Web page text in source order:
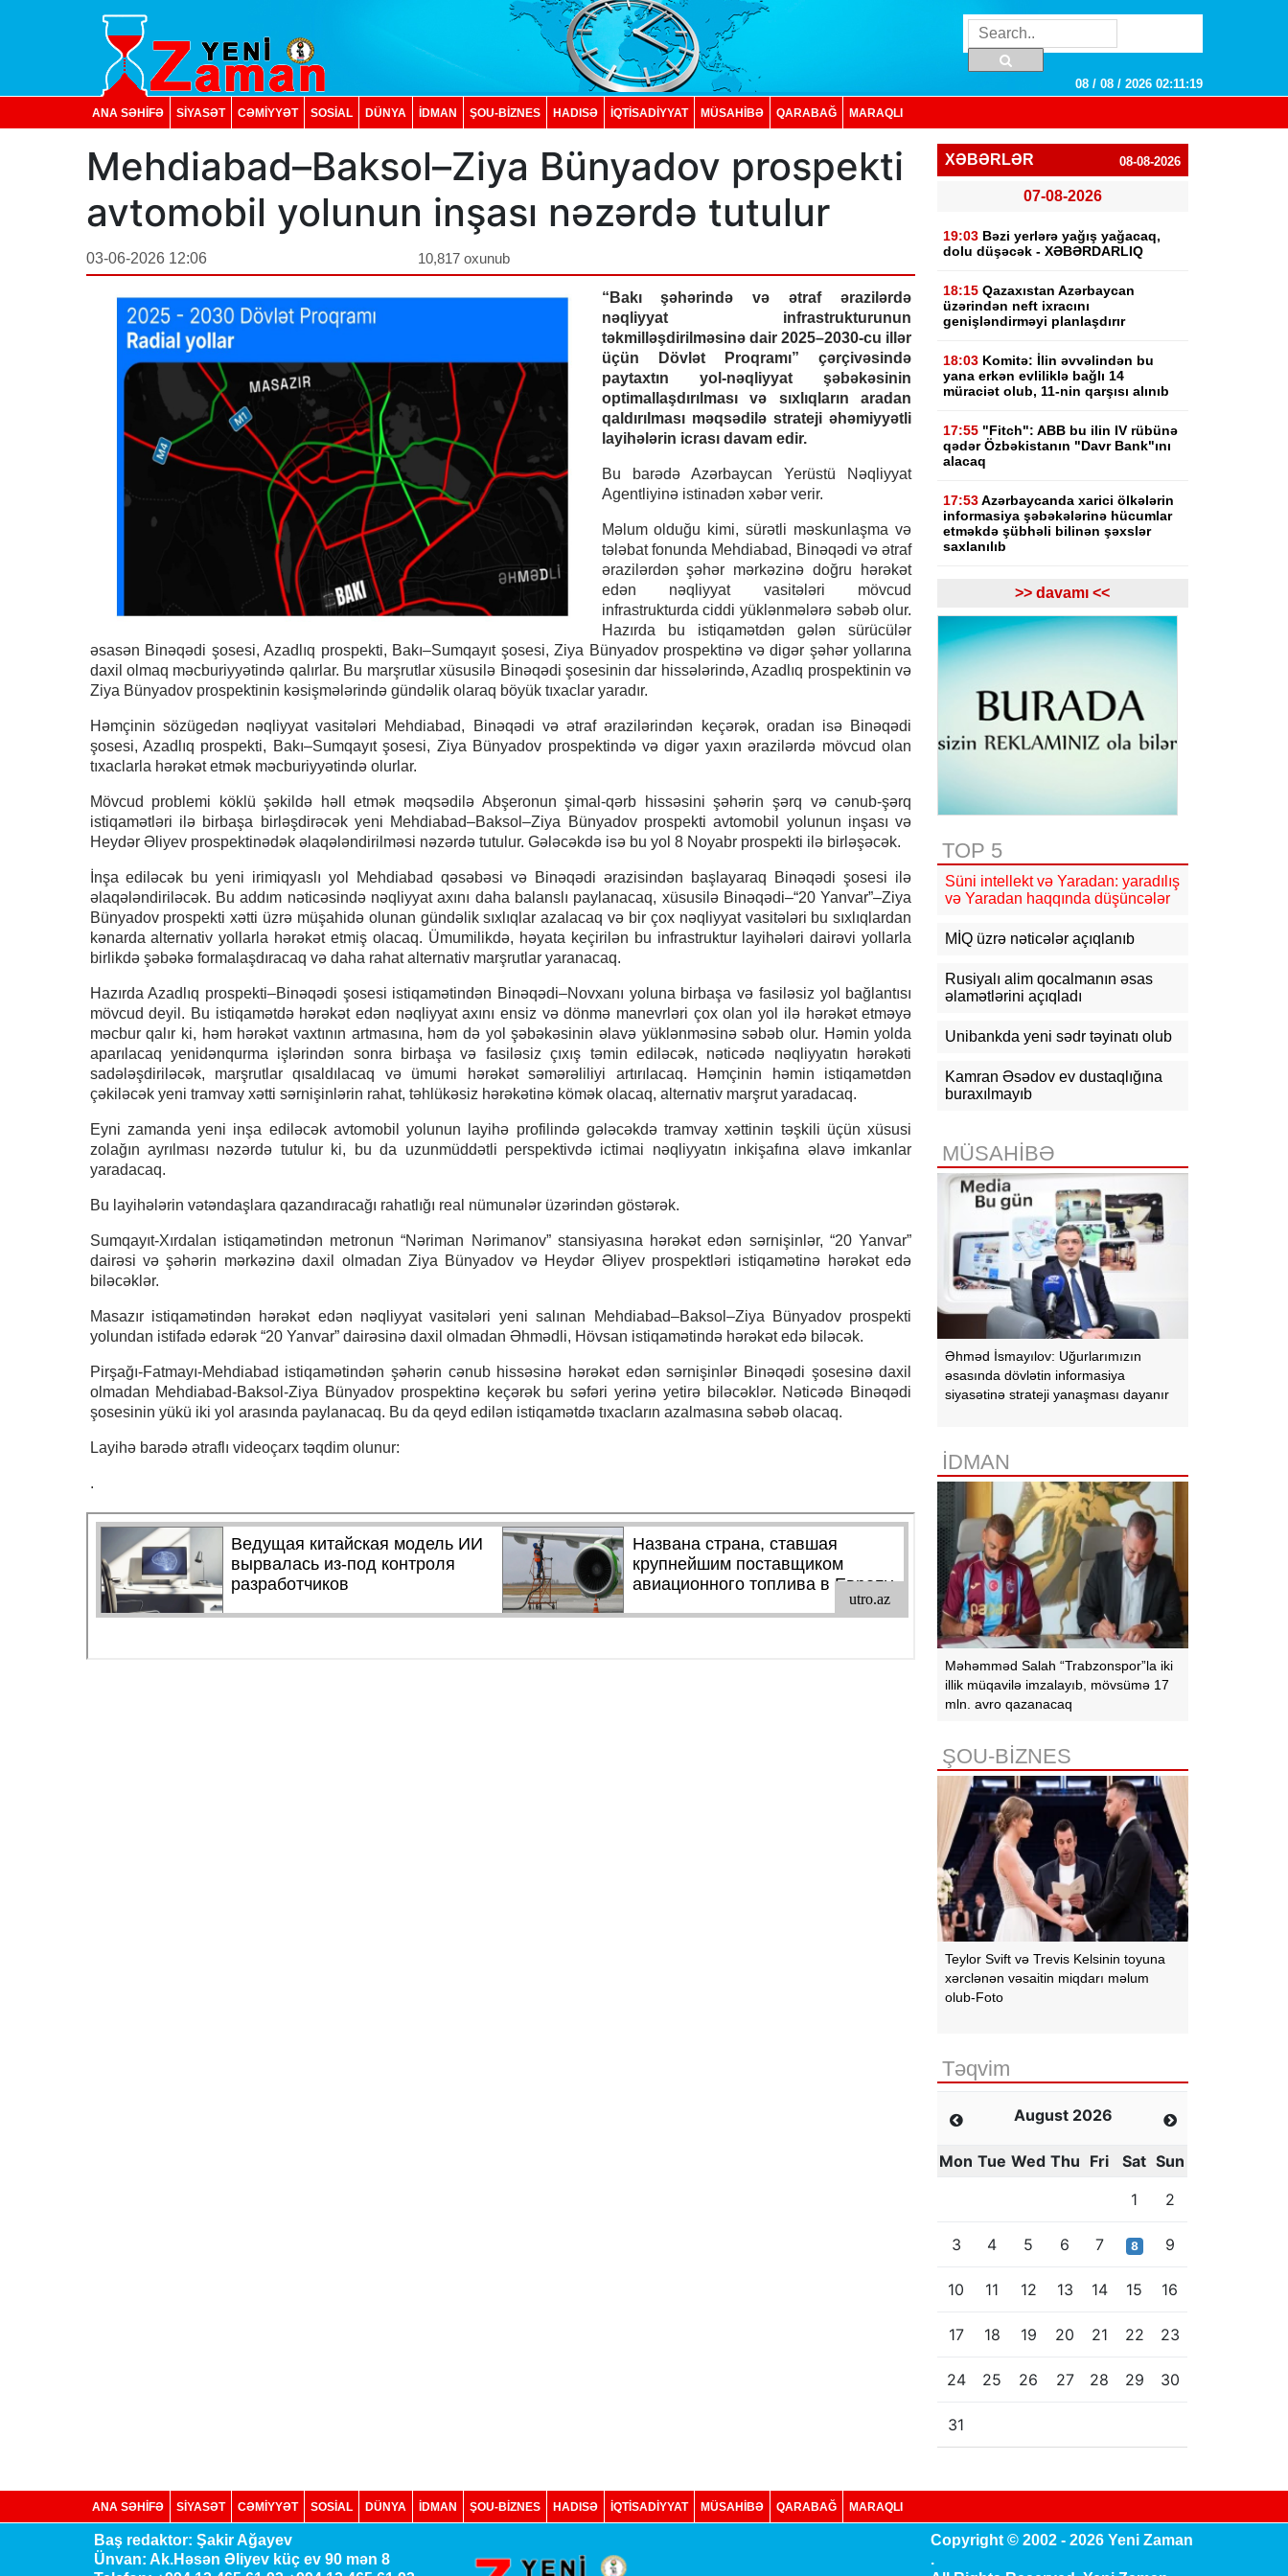
08 / 08 / 2026 02:11:19
ANA SƏHİFƏ SİYASƏT CƏMİYYƏT SOSIAL DÜNYA İDMAN ŞOU-BİZNES HADISƏ İQTISADIYYAT MÜSAHİBƏ QARABAĞ MARAQLI
Mehdiabad–Baksol–Ziya Bünyadov prospekti
avtomobil yolunun inşası nəzərdə tutulur
03-06-2026 12:06 10,817 oxunub
“Bakı şəhərində və ətraf ərazilərdə
nəqliyyat infrastrukturunun
təkmilləşdirilməsinə dair 2025–2030-cu illər
üçün Dövlət Proqramı” çərçivəsində
paytaxtın yol-nəqliyyat şəbəkəsinin
optimallaşdırılması və sıxlıqların aradan
qaldırılması məqsədilə strateji əhəmiyyətli
layihələrin icrası davam edir.
Bu barədə Azərbaycan Yerüstü Nəqliyyat
Agentliyinə istinadən xəbər verir.
Məlum olduğu kimi, sürətli məskunlaşma və
tələbat fonunda Mehdiabad, Binəqədi və ətraf
ərazilərdən şəhər mərkəzinə doğru hərəkət
edən nəqliyyat vasitələri mövcud
infrastrukturda ciddi yüklənmələrə səbəb olur.
Hazırda bu istiqamətdən gələn sürücülər
əsasən Binəqədi şosesi, Azadlıq prospekti, Bakı–Sumqayıt şosesi, Ziya Bünyadov prospektinə və digər şəhər yollarına
daxil olmaq məcburiyyətində qalırlar. Bu marşrutlar xüsusilə Binəqədi şosesinin dar hissələrində, Azadlıq prospektinin və
Ziya Bünyadov prospektinin kəsişmələrində gündəlik olaraq böyük tıxaclar yaradır.
Həmçinin sözügedən nəqliyyat vasitələri Mehdiabad, Binəqədi və ətraf ərazilərindən keçərək, oradan isə Binəqədi
şosesi, Azadlıq prospekti, Bakı–Sumqayıt şosesi, Ziya Bünyadov prospektində və digər yaxın ərazilərdə mövcud olan
tıxaclarla hərəkət etmək məcburiyyətində olurlar.
Mövcud problemi köklü şəkildə həll etmək məqsədilə Abşeronun şimal-qərb hissəsini şəhərin şərq və cənub-şərq
istiqamətləri ilə birbaşa birləşdirəcək yeni Mehdiabad–Baksol–Ziya Bünyadov prospekti avtomobil yolunun inşası və
Heydər Əliyev prospektinədək əlaqələndirilməsi nəzərdə tutulur. Gələcəkdə isə bu yol 8 Noyabr prospekti ilə birləşəcək.
İnşa ediləcək bu yeni irimiqyaslı yol Mehdiabad qəsəbəsi və Binəqədi ərazisindən başlayaraq Binəqədi şosesi ilə
əlaqələndiriləcək. Bu addım nəticəsində nəqliyyat axını daha balanslı paylanacaq, xüsusilə Binəqədi–“20 Yanvar”–Ziya
Bünyadov prospekti xətti üzrə müşahidə olunan gündəlik sıxlıqlar azalacaq və bir çox nəqliyyat vasitələri bu sıxlıqlardan
kənarda alternativ yollarla hərəkət etmiş olacaq. Ümumilikdə, həyata keçirilən bu infrastruktur layihələri dairəvi yollarla
birlikdə şəbəkə formalaşdıracaq və daha rahat alternativ marşrutlar yaranacaq.
Hazırda Azadlıq prospekti–Binəqədi şosesi istiqamətindən Binəqədi–Novxanı yoluna birbaşa və fasiləsiz yol bağlantısı
mövcud deyil. Bu istiqamətdə hərəkət edən nəqliyyat axını ensiz və dönmə manevrləri çox olan yol ilə hərəkət etməyə
məcbur qalır ki, həm hərəkət vaxtının artmasına, həm də yol şəbəkəsinin əlavə yüklənməsinə səbəb olur. Həmin yolda
aparılacaq yenidənqurma işlərindən sonra birbaşa və fasiləsiz çıxış təmin ediləcək, nəticədə nəqliyyatın hərəkəti
sadələşdiriləcək, marşrutlar qısaldılacaq və ümumi hərəkət səmərəliliyi artırılacaq. Həmçinin həmin istiqamətdən
çəkiləcək yeni tramvay xətti sərnişinlərin rahat, təhlükəsiz hərəkətinə kömək olacaq, alternativ marşrut yaradacaq.
Eyni zamanda yeni inşa ediləcək avtomobil yolunun layihə profilində gələcəkdə tramvay xəttinin təşkili üçün xüsusi
zolağın ayrılması nəzərdə tutulur ki, bu da uzunmüddətli perspektivdə ictimai nəqliyyatın inkişafına əlavə imkanlar
yaradacaq.
Bu layihələrin vətəndaşlara qazandıracağı rahatlığı real nümunələr üzərindən göstərək.
Sumqayıt-Xırdalan istiqamətindən metronun “Nəriman Nərimanov” stansiyasına hərəkət edən sərnişinlər, “20 Yanvar”
dairəsi və şəhərin mərkəzinə daxil olmadan Ziya Bünyadov və Heydər Əliyev prospektləri istiqamətinə hərəkət edə
biləcəklər.
Masazır istiqamətindən hərəkət edən nəqliyyat vasitələri yeni salınan Mehdiabad–Baksol–Ziya Bünyadov prospekti
yolundan istifadə edərək “20 Yanvar” dairəsinə daxil olmadan Əhmədli, Hövsan istiqamətində hərəkət edə biləcək.
Pirşağı-Fatmayı-Mehdiabad istiqamətindən şəhərin cənub hissəsinə hərəkət edən sərnişinlər Binəqədi şosesinə daxil
olmadan Mehdiabad-Baksol-Ziya Bünyadov prospektinə keçərək bu səfəri yerinə yetirə biləcəklər. Nəticədə Binəqədi
şosesinin yükü iki yol arasında paylanacaq. Bu da qeyd edilən istiqamətdə tıxacların azalmasına səbəb olacaq.
Layihə barədə ətraflı videoçarx təqdim olunur:
.
XƏBƏRLƏR 08-08-2026
07-08-2026
19:03 Bəzi yerlərə yağış yağacaq,
dolu düşəcək - XƏBƏRDARLIQ
18:15 Qazaxıstan Azərbaycan
üzərindən neft ixracını
genişləndirməyi planlaşdırır
18:03 Komitə: İlin əvvəlindən bu
yana erkən evliliklə bağlı 14
müraciət olub, 11-nin qarşısı alınıb
17:55 "Fitch": ABB bu ilin IV rübünə
qədər Özbəkistanın "Davr Bank"ını
alacaq
17:53 Azərbaycanda xarici ölkələrin
informasiya şəbəkələrinə hücumlar
etməkdə şübhəli bilinən şəxslər
saxlanılıb
Bakı və Zəngilanda yaşıllıqlar
qanunsuz kəsilib, təbiətə 83 840
manatlıq ziyan dəyib
17:09 Bakıda estetik əməliyyatdan
sonra pasiyentin ölüm faktı üzrə
17:03 Lənkəranda təqaüdçüləri
aldadan şəxs saxlanılıb
16:26 Bəzi yerlərdə külək
güclənəcək -XƏBƏRDARLIQ
16:10 Jurnalistika ixtisası üzrə
açıqlanıb
15:50 Ədliyyə naziri Lerik rayonunda
vətəndaşları qəbul edib
15:24
Bakının mərkəzində 3
obyektdə və evdə yanğın
zəhərlənib
14:50 Türkiyə, Səudiyyə Ərəbistanı
və Pakistan Məkkə Sazişini
imzalayıb: Üzvlərdən birinə hücum
hamısına hücum sayılacaq
>> davamı <<
TOP 5
Süni intellekt və Yaradan: yaradılış
və Yaradan haqqında düşüncələr
MİQ üzrə nəticələr açıqlanıb
Rusiyalı alim qocalmanın əsas
əlamətlərini açıqladı
Unibankda yeni sədr təyinatı olub
Kamran Əsədov ev dustaqlığına
buraxılmayıb
MÜSAHİBƏ
Əhməd İsmayılov: Uğurlarımızın
əsasında dövlətin informasiya
siyasətinə strateji yanaşması dayanır
İDMAN
Məhəmməd Salah “Trabzonspor”la iki
illik müqavilə imzalayıb, mövsümə 17
mln. avro qazanacaq
ŞOU-BİZNES
Teylor Svift və Trevis Kelsinin toyuna
xərclənən vəsaitin miqdarı məlum
olub-Foto
Təqvim
August 2026
Mon Tue Wed Thu Fri Sat Sun
1
2
3 4 5 6 7 8 9
10 11 12 13 14 15 16
17 18 19 20 21 22 23
24 25 26 27 28 29 30
31
ANA SƏHİFƏ SİYASƏT CƏMİYYƏT SOSIAL DÜNYA İDMAN ŞOU-BİZNES HADISƏ İQTISADIYYAT MÜSAHİBƏ QARABAĞ MARAQLI
Baş redaktor: Şakir Ağayev
Ünvan: Ak.Həsən Əliyev küç ev 90 mən 8
Copyright © 2002 - 2026 Yeni Zaman
.